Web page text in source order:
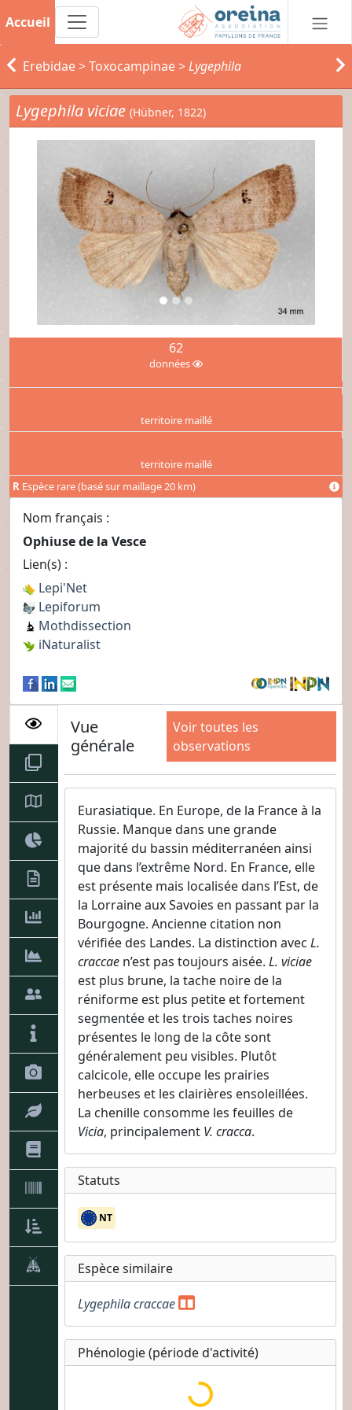
Accueil
Erebidae>Toxocampinae>Lygephila
Lygephila viciae (Hübner, 1822)
62
données
territoire maillé
territoire maillé
R Espèce rare (basé sur maillage 20 km)
Nom français :
Ophiuse de la Vesce
Lien(s) :
Lepi'Net
Lepiforum
Mothdissection
iNaturalist
Vue
générale
Voir toutes les
observations
Eurasiatique. En Europe, de la France à la
Russie. Manque dans une grande
majorité du bassin méditerranéen ainsi
que dans l’extrême Nord. En France, elle
est présente mais localisée dans l’Est, de
la Lorraine aux Savoies en passant par la
Bourgogne. Ancienne citation non
vérifiée des Landes. La distinction avec L.
craccaen’est pas toujours aisée. L. viciae
est plus brune, la tache noire de la
réniforme est plus petite et fortement
segmentée et les trois taches noires
présentes le long de la côte sont
généralement peu visibles. Plutôt
calcicole, elle occupe les prairies
herbeuses et les clairières ensoleillées.
La chenille consomme les feuilles de
Vicia, principalement V. cracca.
Statuts
NT
Espèce similaire
Lygephila craccae
Phénologie (période d'activité)